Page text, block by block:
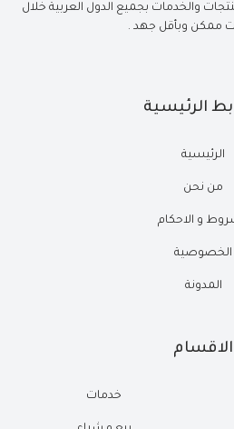
والخدمات بجميع الدول العربية خلال
ممكن وبأقل جهد .
الرئيسية
الرئيسية
من نحن
و الاحكام
الخصوصية
المدونة
الاقسام
خدمات